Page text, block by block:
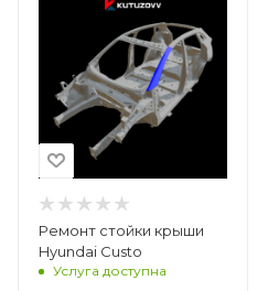
Ремонт стойки крыши
Hyundai Custo
Услуга доступна